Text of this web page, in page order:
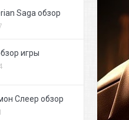
Saga обзор
игры
Слеер обзор